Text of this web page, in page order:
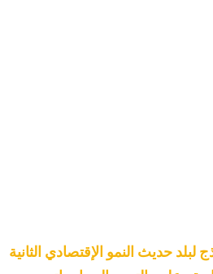
حديث النمو الإقتصادي الثانية